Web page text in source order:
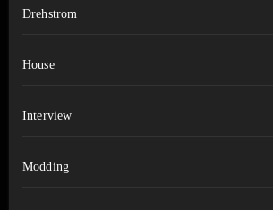
Drehstrom
House
Interview
Modding